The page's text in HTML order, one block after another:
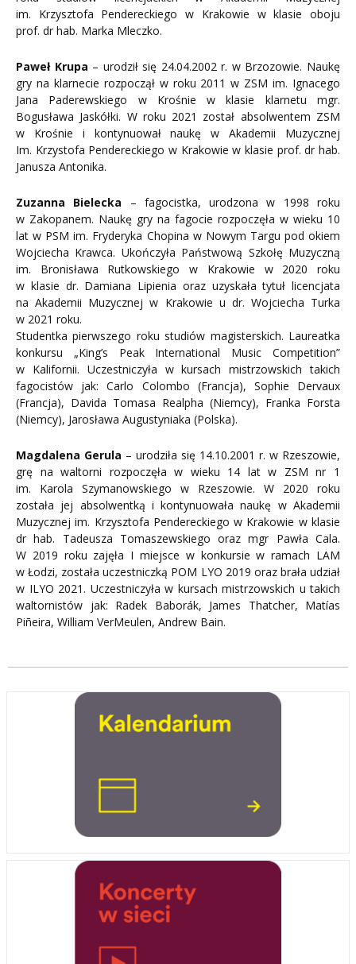
im. Krzysztofa Pendereckiego w Krakowie w klasie oboju
prof. dr hab. Marka Mleczko.
Paweł Krupa – urodził się 24.04.2002 r. w Brzozowie. Naukę
gry na klarnecie rozpoczął w roku 2011 w ZSM im. Ignacego
Jana Paderewskiego w Krośnie w klasie klarnetu mgr.
Bogusława Jaskółki. W roku 2021 został absolwentem ZSM
w Krośnie i kontynuował naukę w Akademii Muzycznej
Im. Krzystofa Pendereckiego w Krakowie w klasie prof. dr hab.
Janusza Antonika.
Zuzanna Bielecka – fagocistka, urodzona w 1998 roku
w Zakopanem. Naukę gry na fagocie rozpoczęła w wieku 10
lat w PSM im. Fryderyka Chopina w Nowym Targu pod okiem
Wojciecha Krawca. Ukończyła Państwową Szkołę Muzyczną
im. Bronisława Rutkowskiego w Krakowie w 2020 roku
w klasie dr. Damiana Lipienia oraz uzyskała tytuł licencjata
na Akademii Muzycznej w Krakowie u dr. Wojciecha Turka
w 2021 roku.
Studentka pierwszego roku studiów magisterskich. Laureatka
konkursu „King’s Peak International Music Competition”
w Kalifornii. Uczestniczyła w kursach mistrzowskich takich
fagocistów jak: Carlo Colombo (Francja), Sophie Dervaux
(Francja), Davida Tomasa Realpha (Niemcy), Franka Forsta
(Niemcy), Jarosława Augustyniaka (Polska).
Magdalena Gerula – urodziła się 14.10.2001 r. w Rzeszowie,
grę na waltorni rozpoczęła w wieku 14 lat w ZSM nr 1
im. Karola Szymanowskiego w Rzeszowie. W 2020 roku
została jej absolwentką i kontynuowała naukę w Akademii
Muzycznej im. Krzysztofa Pendereckiego w Krakowie w klasie
dr hab. Tadeusza Tomaszewskiego oraz mgr Pawła Cala.
W 2019 roku zajęła I miejsce w konkursie w ramach LAM
w Łodzi, została uczestniczką POM LYO 2019 oraz brała udział
w ILYO 2021. Uczestniczyła w kursach mistrzowskich u takich
waltornistów jak: Radek Baborák, James Thatcher, Matías
Piñeira, William VerMeulen, Andrew Bain.